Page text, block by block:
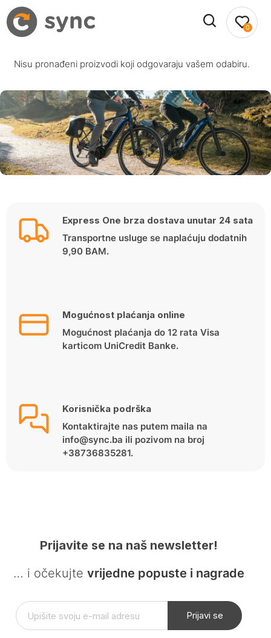
0
Nisu pronađeni proizvodi koji odgovaraju vašem odabiru.
Express One brza dostava unutar 24 sata
Transportne usluge se naplaćuju dodatnih
9,90 BAM.
Mogućnost plaćanja online
Mogućnost plaćanja do 12 rata Visa
karticom UniCredit Banke.
Korisnička podrška
Kontaktirajte nas putem maila na
info@sync.ba ili pozivom na broj
+38736835281.
Prijavite se na naš newsletter!
… i očekujte vrijedne popuste i nagrade
Prijavi se